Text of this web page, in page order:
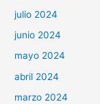
julio 2024
junio 2024
mayo 2024
abril 2024
marzo 2024